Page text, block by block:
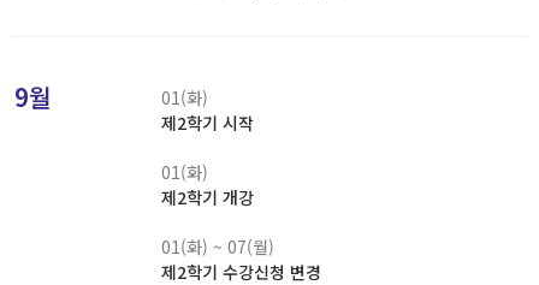
9월
01(화)
제2학기 시작
01(화)
제2학기 개강
01(화) ~ 07(월)
제2학기 수강신청 변경